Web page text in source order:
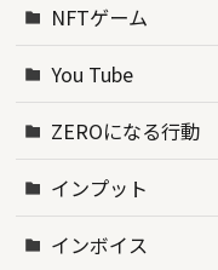
NFTゲーム
You Tube
ZEROになる行動
インプット
インボイス